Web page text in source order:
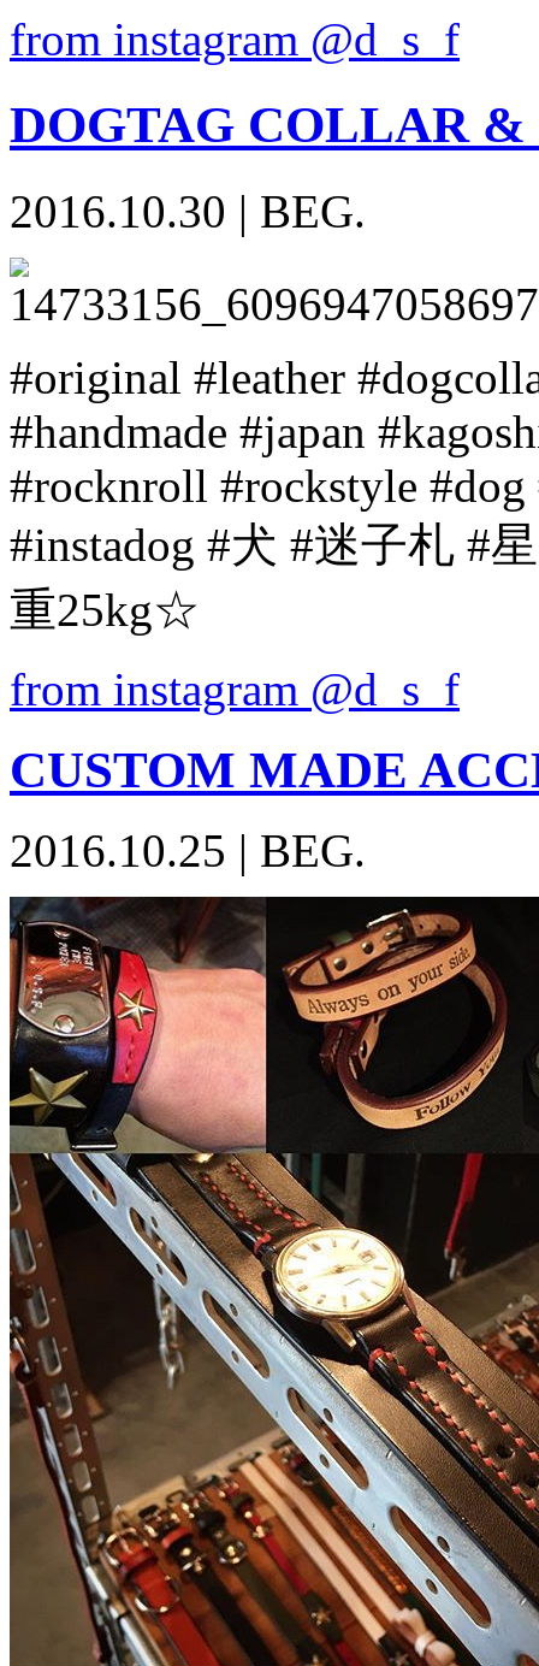
from instagram @d_s_f
DOGTAG COLLAR
2016.10.30 | BEG.
#original #leather
#handmade #japan
#rocknroll #rockstyle #dog
#instadog #犬 #迷子札 #
重25kg☆
from instagram @d_s_f
CUSTOM MADE
2016.10.25 | BEG.